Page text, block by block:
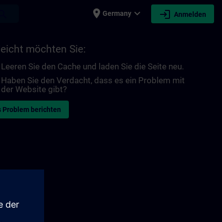
place Germany expand_more login Anmelden
möchten Sie:
Leeren Sie den Cache und laden Sie die Seite neu.
Haben Sie den Verdacht, dass es ein Problem mit
der Website gibt?
Problem berichten